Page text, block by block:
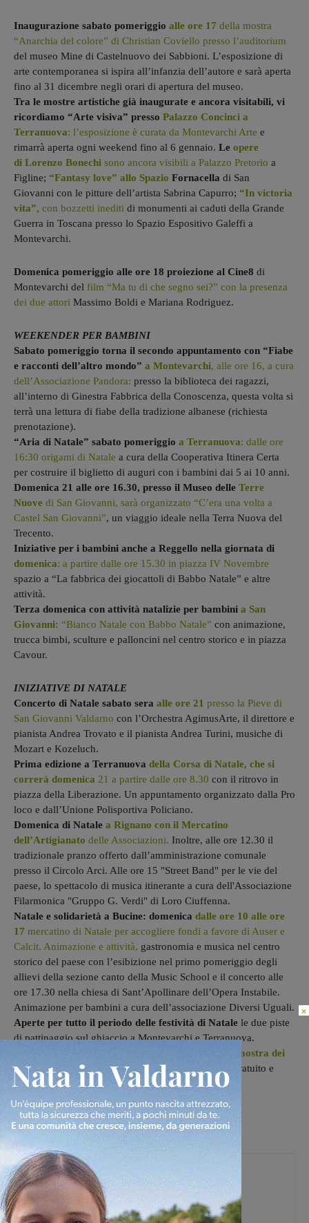
Inaugurazione sabato pomeriggio alle ore 17 della mostra
“Anarchia del colore” di Christian Coviello presso l’auditorium
del museo Mine di Castelnuovo dei Sabbioni. L’esposizione di
arte contemporanea si ispira all’infanzia dell’autore e sarà aperta
fino al 31 dicembre negli orari di apertura del museo.
Tra le mostre artistiche già inaugurate e ancora visitabili, vi
ricordiamo “Arte visiva” presso Palazzo Concinci a
Terranuova: l’esposizione è curata da Montevarchi Arte e
rimarrà aperta ogni weekend fino al 6 gennaio. Le opere
di Lorenzo Bonechi sono ancora visibili a Palazzo Pretorio a
Figline; “Fantasy love” allo Spazio Fornacella di San
Giovanni con le pitture dell’artista Sabrina Capurro; “In victoria
vita”, con bozzetti inediti di monumenti ai caduti della Grande
Guerra in Toscana presso lo Spazio Espositivo Galeffi a
Montevarchi.
Domenica pomeriggio alle ore 18 proiezione al Cine8 di
Montevarchi del film “Ma tu di che segno sei?” con la presenza
dei due attori Massimo Boldi e Mariana Rodriguez.
WEEKENDER PER BAMBINI
Sabato pomeriggio torna il secondo appuntamento con “Fiabe
e racconti dell’altro mondo” a Montevarchi, alle ore 16, a cura
dell’Associazione Pandora: presso la biblioteca dei ragazzi,
all’interno di Ginestra Fabbrica della Conoscenza, questa volta si
terrà una lettura di fiabe della tradizione albanese (richiesta
prenotazione).
“Aria di Natale” sabato pomeriggio a Terranuova: dalle ore
16:30 origami di Natale a cura della Cooperativa Itinera Certa
per costruire il biglietto di auguri con i bambini dai 5 ai 10 anni.
Domenica 21 alle ore 16.30, presso il Museo delle Terre
Nuove di San Giovanni, sarà organizzato “C’era una volta a
Castel San Giovanni”, un viaggio ideale nella Terra Nuova del
Trecento.
Iniziative per i bambini anche a Reggello nella giornata di
domenica: a partire dalle ore 15.30 in piazza IV Novembre
spazio a “La fabbrica dei giocattoli di Babbo Natale” e altre
attività.
Terza domenica con attività natalizie per bambini a San
Giovanni: “Bianco Natale con Babbo Natale” con animazione,
trucca bimbi, sculture e palloncini nel centro storico e in piazza
Cavour.
INIZIATIVE DI NATALE
Concerto di Natale sabato sera alle ore 21 presso la Pieve di
San Giovanni Valdarno con l’Orchestra AgimusArte, il direttore e
pianista Andrea Trovato e il pianista Andrea Turini, musiche di
Mozart e Kozeluch.
Prima edizione a Terranuova della Corsa di Natale, che si
correrà domenica 21 a partire dalle ore 8.30 con il ritrovo in
piazza della Liberazione. Un appuntamento organizzato dalla Pro
loco e dall’Unione Polisportiva Policiano.
Domenica di Natale a Rignano con il Mercatino
dell’Artigianato delle Associazioni. Inoltre, alle ore 12.30 il
tradizionale pranzo offerto dall’amministrazione comunale
presso il Circolo Arci. Alle ore 15 "Street Band" per le vie del
paese, lo spettacolo di musica itinerante a cura dell'Associazione
Filarmonica "Gruppo G. Verdi" di Loro Ciuffenna.
Natale e solidarietà a Bucine: domenica dalle ore 10 alle ore
17 mercatino di Natale per accogliere fondi a favore di Auser e
Calcit. Animazione e attività, gastronomia e musica nel centro
storico del paese con l’esibizione nel primo pomeriggio degli
allievi della sezione canto della Music School e il concerto alle
ore 17.30 nella chiesa di Sant’Apollinare dell’Opera Instabile.
Animazione per bambini a cura dell’associazione Diversi Uguali.
Aperte per tutto il periodo delle festività di Natale le due piste
di pattinaggio sul ghiaccio a Montevarchi e Terranuova.
mostra dei
presepi organizzata dal Calcit Fiorentino:
ingresso gratuito e
allestimento presso Corso Matteotti 38.
Federica Crini
×